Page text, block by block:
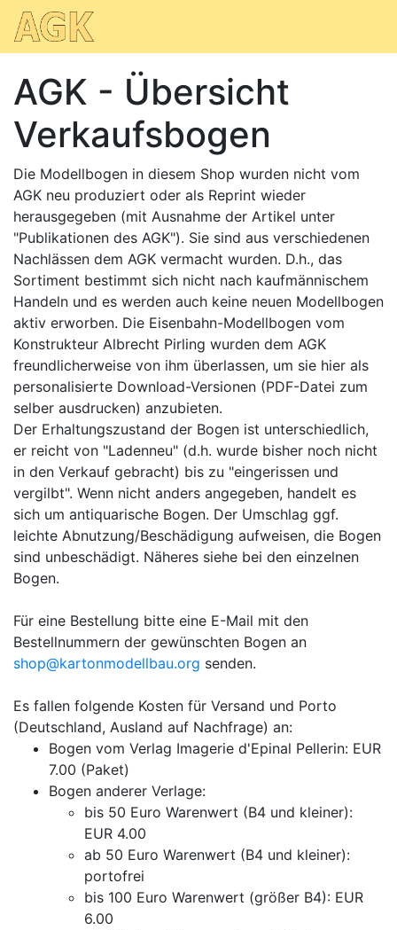
AGK - Übersicht
Verkaufsbogen
Die Modellbogen in diesem Shop wurden nicht vom
AGK neu produziert oder als Reprint wieder
herausgegeben (mit Ausnahme der Artikel unter
"Publikationen des AGK"). Sie sind aus verschiedenen
Nachlässen dem AGK vermacht wurden. D.h., das
Sortiment bestimmt sich nicht nach kaufmännischem
Handeln und es werden auch keine neuen Modellbogen
aktiv erworben. Die Eisenbahn-Modellbogen vom
Konstrukteur Albrecht Pirling wurden dem AGK
freundlicherweise von ihm überlassen, um sie hier als
personalisierte Download-Versionen (PDF-Datei zum
selber ausdrucken) anzubieten.
Der Erhaltungszustand der Bogen ist unterschiedlich,
er reicht von "Ladenneu" (d.h. wurde bisher noch nicht
in den Verkauf gebracht) bis zu "eingerissen und
vergilbt". Wenn nicht anders angegeben, handelt es
sich um antiquarische Bogen. Der Umschlag ggf.
leichte Abnutzung/Beschädigung aufweisen, die Bogen
sind unbeschädigt. Näheres siehe bei den einzelnen
Bogen.
Für eine Bestellung bitte eine E-Mail mit den
Bestellnummern der gewünschten Bogen an
shop@kartonmodellbau.org senden.
Es fallen folgende Kosten für Versand und Porto
(Deutschland, Ausland auf Nachfrage) an:
Bogen vom Verlag Imagerie d'Epinal Pellerin: EUR
7.00 (Paket)
Bogen anderer Verlage:
bis 50 Euro Warenwert (B4 und kleiner):
EUR 4.00
ab 50 Euro Warenwert (B4 und kleiner):
portofrei
bis 100 Euro Warenwert (größer B4): EUR
6.00